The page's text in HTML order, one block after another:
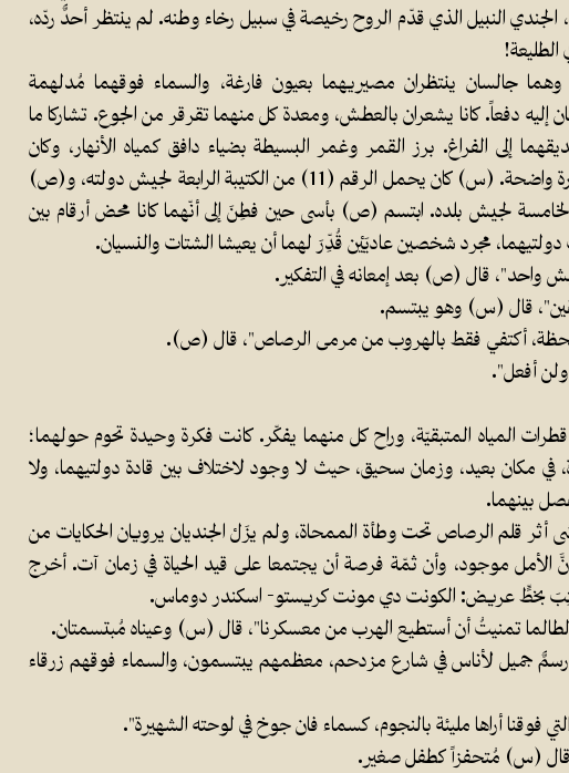
الجندي النبيل الذي قدّم الروح رخيصة في سبيل رخاء وطنه. لم ينتظر أحدٌ ردّه،
وهما جالسان ينتظران مصيريهما بعيون فارغة، والسماء فوقهما مُدلهمة
إليه دفعاً. كانا يشعران بالعطش، ومعدة كل منهما تقرقر من الجوع. تشاركا ما
إلى الفراغ. برز القمر وغمر البسيطة بضياء دافق كمياه الأنهار، وكان
بإمكانهما أن يريا بعضهما بصورة واضحة. (س) كان يحمل الرقم (11) من الكتيبة الرابعة لجيش دولته، و(ص)
الكتيبة الخامسة لجيش بلده. ابتسم (ص) بأسى حين فطِنَ إلى أنّهما كانا محض أرقام بين
دولتيهما، مجرد شخصين عاديَيْن قُدِّرَ لهما أن يعيشا الشتات والنسيان.
واحد"، قال (ص) بعد إمعانه في التفكير.
قال (س) وهو يبتسم.
اللحظة، أكتفي فقط بالهروب من مرمى الرصاص"، قال (ص).
أفعل".
المياه المتبقيّة، وراح كل منهما يفكّر. كانت فكرة وحيدة تحوم حولهما؛
في مكان بعيد، وزمان سحيق، حيث لا وجود لاختلاف بين قادة دولتيهما، ولا
بينهما.
أثر قلم الرصاص تحت وطأة الممحاة، ولم يزَلْ الجنديان يرويان الحكايات من
الأمل موجود، وأن ثمّة فرصة أن يجتمعا على قيد الحياة في زمان آت. أخرج
بخطٍّ عريض: الكونت دي مونت كريستو- اسكندر دوماس.
تمنيتُ أن أستطيع الهرب من معسكرنا"، قال (س) وعيناه مُبتسمتان.
جميل لأناس في شارع مزدحم، معظمهم يبتسمون، والسماء فوقهم زرقاء
فوقنا أراها مليئة بالنجوم، كسماء فان جوخ في لوحته الشهيرة".
قال (س) مُتحفزاً كطفل صغير.